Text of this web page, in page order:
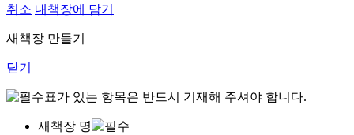
취소 내책장에 담기
새책장 만들기
닫기
표가 있는 항목은 반드시 기재해 주셔야 합니다.
새책장 명